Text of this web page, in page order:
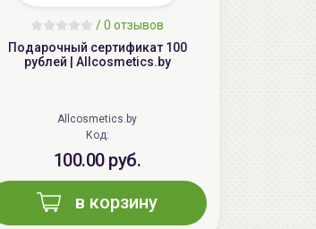
25.53 руб. -21% /0 отзывов
Подарочный сертификат 100
рублей | Allcosmetics.by
Allcosmetics.by
Код:
100.00 руб.
в корзину